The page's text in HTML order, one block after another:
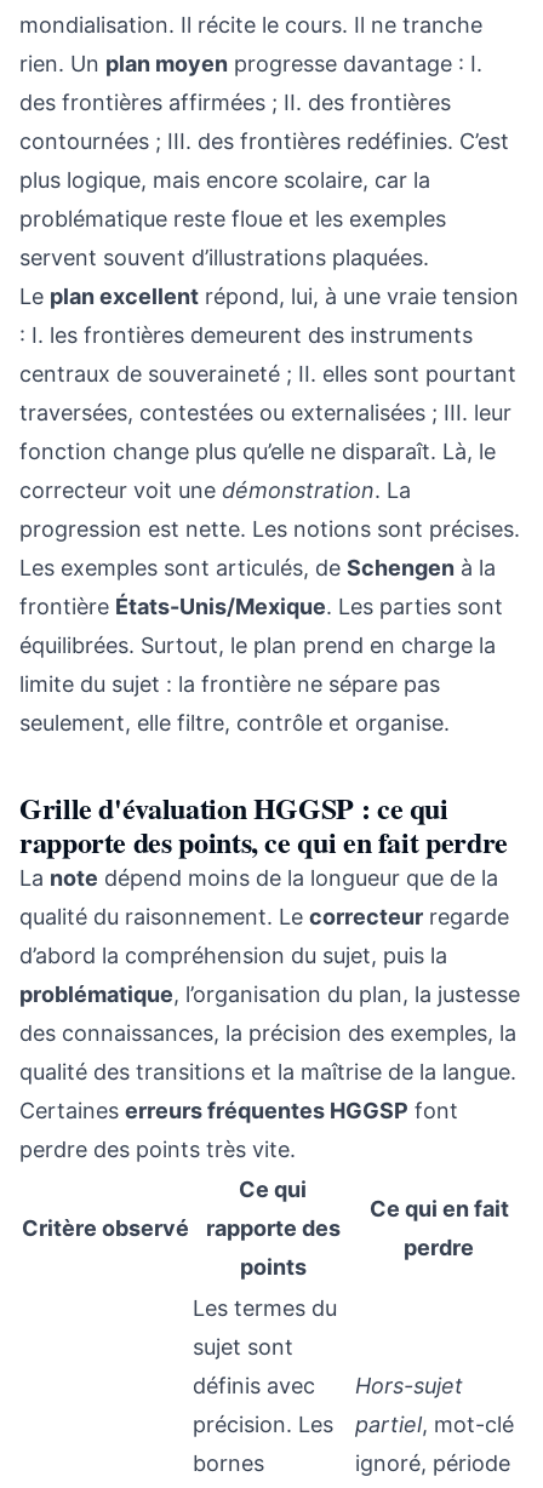
mondialisation. Il récite le cours. Il ne tranche
rien. Un plan moyen progresse davantage : I.
des frontières affirmées ; II. des frontières
contournées ; III. des frontières redéfinies. C’est
plus logique, mais encore scolaire, car la
problématique reste floue et les exemples
servent souvent d’illustrations plaquées.
Le plan excellent répond, lui, à une vraie tension
: I. les frontières demeurent des instruments
centraux de souveraineté ; II. elles sont pourtant
traversées, contestées ou externalisées ; III. leur
fonction change plus qu’elle ne disparaît. Là, le
correcteur voit une démonstration. La
progression est nette. Les notions sont précises.
Les exemples sont articulés, de Schengen à la
frontière États-Unis/Mexique. Les parties sont
équilibrées. Surtout, le plan prend en charge la
limite du sujet : la frontière ne sépare pas
seulement, elle filtre, contrôle et organise.
Grille d'évaluation HGGSP : ce qui
rapporte des points, ce qui en fait perdre
La note dépend moins de la longueur que de la
qualité du raisonnement. Le correcteur regarde
d’abord la compréhension du sujet, puis la
problématique, l’organisation du plan, la justesse
des connaissances, la précision des exemples, la
qualité des transitions et la maîtrise de la langue.
Certaines erreurs fréquentes HGGSP font
perdre des points très vite.
Critère observé
Ce qui
rapporte des
points
Ce qui en fait
perdre
Les termes du
sujet sont
définis avec
précision. Les
bornes
Hors-sujet
partiel, mot-clé
ignoré, période